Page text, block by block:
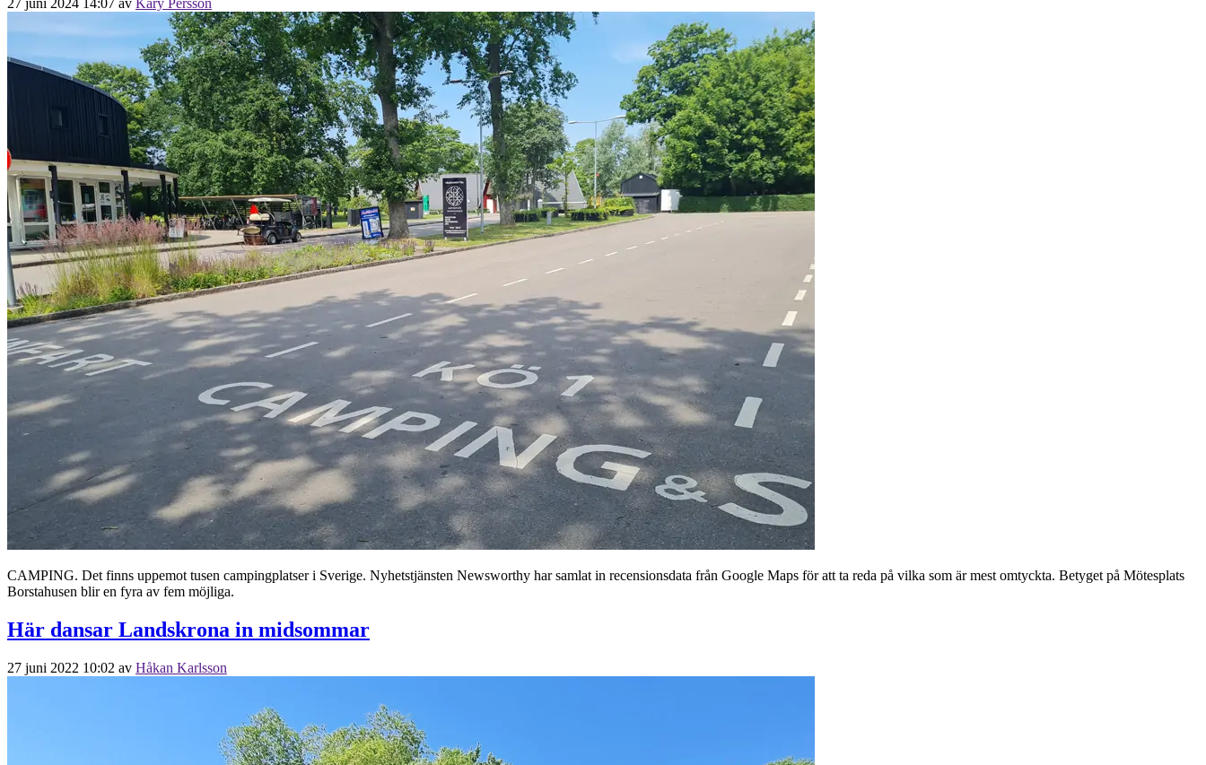
CAMPING. Det finns uppemot tusen campingplatser i Sverige. Nyhetstjänsten Newsworthy har samlat in recensionsdata från Google Maps för att ta reda på vilka som är mest omtyckta. Betyget på Mötesplats
Borstahusen blir en fyra av fem möjliga.
Här dansar Landskrona in midsommar
27 juni 2022 10:02 av Håkan Karlsson